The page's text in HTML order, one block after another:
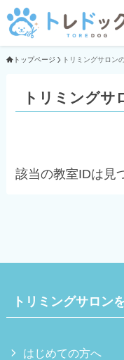
トップページ トリミングサロン
トリミングサ
該当の教室IDは見
トリミングサロン
はじめての方へ